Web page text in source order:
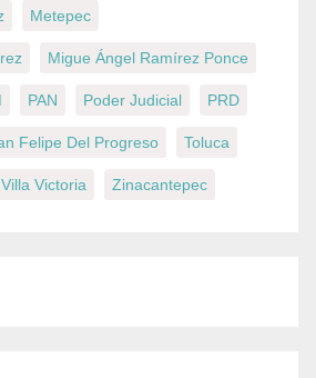
Metepec
Migue Ángel Ramírez Ponce
PAN Poder Judicial PRD
Felipe Del Progreso Toluca
Villa Victoria Zinacantepec